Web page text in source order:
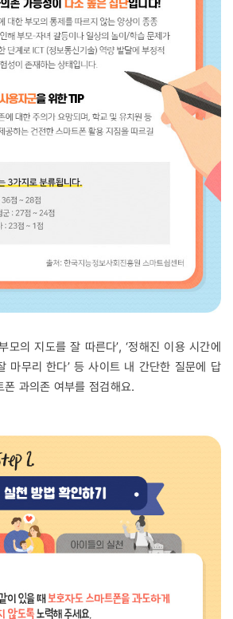
모의 지도를 잘 따른다’, ‘정해진 이용 시간에
마무리 한다’ 등 사이트 내 간단한 질문에 답
과의존 여부를 점검해요.